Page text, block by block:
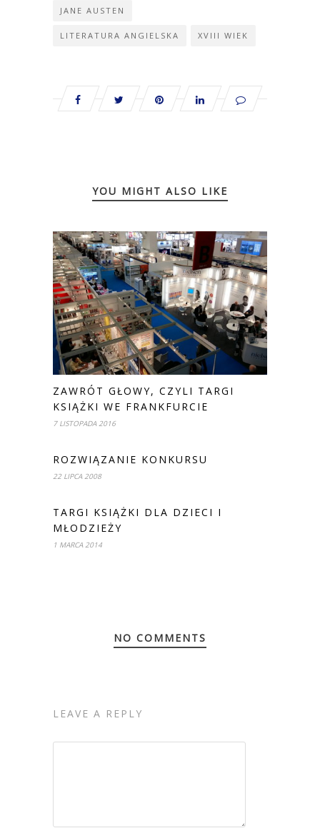
JANE AUSTEN
LITERATURA ANGIELSKA XVIII WIEK
YOU MIGHT ALSO LIKE
ZAWRÓT GŁOWY, CZYLI TARGI
KSIĄŻKI WE FRANKFURCIE
7 LISTOPADA 2016
ROZWIĄZANIE KONKURSU
22 LIPCA 2008
TARGI KSIĄŻKI DLA DZIECI I
MŁODZIEŻY
1 MARCA 2014
NO COMMENTS
LEAVE A REPLY